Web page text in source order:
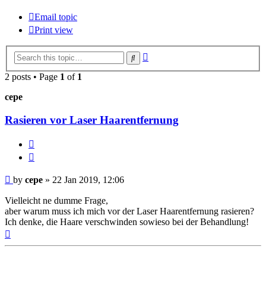
Email topic
Print view
Search
2 posts • Page 1 of 1
cepe
Rasieren vor Laser Haarentfernung
post
Post
by cepe » 22 Jan 2019, 12:06
Vielleicht ne dumme Frage,
aber warum muss ich mich vor der Laser Haarentfernung rasieren?
Ich denke, die Haare verschwinden sowieso bei der Behandlung!